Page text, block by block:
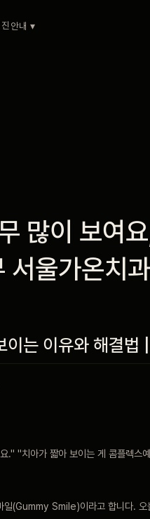
안내 ▾
많이 보여
서울가온치
이는 이유와 해결법
." "치아가 짧아 보이는 게 콤플렉스
일(Gummy Smile)이라고 합니다. 오